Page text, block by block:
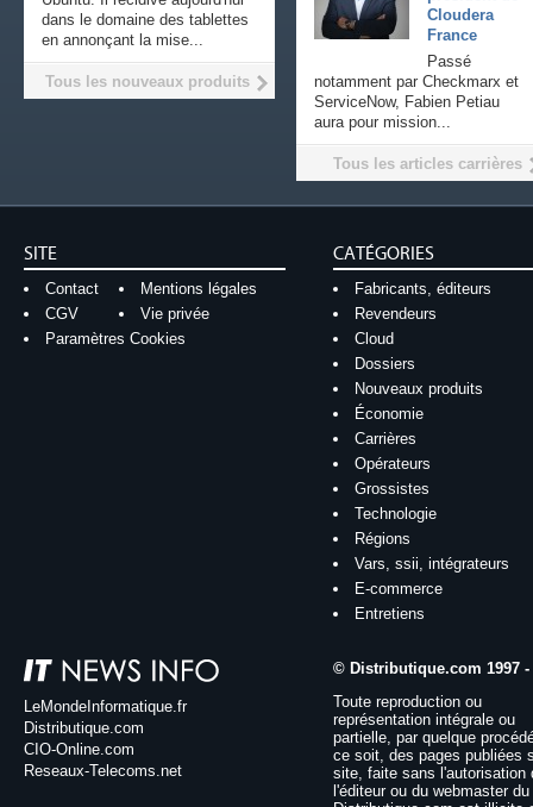
Cloudera
France
Passé
notamment par Checkmarx et
ServiceNow, Fabien Petiau
aura pour mission...
Tous les articles carrières
dans le domaine des tablettes
en annonçant la mise...
Tous les nouveaux produits
SITE
Contact
Mentions légales
CGV
Vie privée
Paramètres Cookies
CATÉGORIES
Fabricants, éditeurs
Revendeurs
Cloud
Dossiers
Nouveaux produits
Économie
Carrières
Opérateurs
Grossistes
Technologie
Régions
Vars, ssii, intégrateurs
E-commerce
Entretiens
LeMondeInformatique.fr
Distributique.com
CIO-Online.com
Reseaux-Telecoms.net
© Distributique.com 1997 -
Toute reproduction ou
représentation intégrale ou
partielle, par quelque
ce soit, des pages publiées
site, faite sans l'autorisation
l'éditeur ou du webmaster